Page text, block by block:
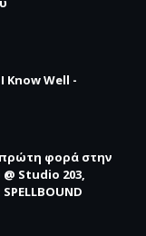
Know Well -
πρώτη φορά στην
Studio 203,